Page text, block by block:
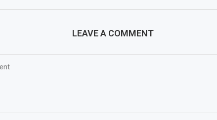
LEAVE A COMMENT